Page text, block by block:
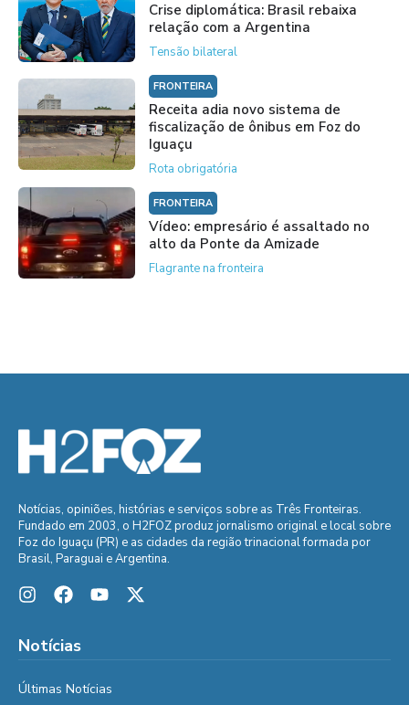
Crise diplomática: Brasil rebaixa
relação com a Argentina
Tensão bilateral
FRONTEIRA
Receita adia novo sistema de
fiscalização de ônibus em Foz do
Iguaçu
Rota obrigatória
FRONTEIRA
Vídeo: empresário é assaltado no
alto da Ponte da Amizade
Flagrante na fronteira
Notícias, opiniões, histórias e serviços sobre as Três Fronteiras.
Fundado em 2003, o H2FOZ produz jornalismo original e local sobre
Foz do Iguaçu (PR) e as cidades da região trinacional formada por
Brasil, Paraguai e Argentina.
Notícias
Últimas Notícias